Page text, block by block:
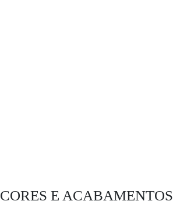
CORES E ACABAMENTOS